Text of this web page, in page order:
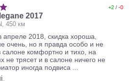
2017
450 км
+2 / -0
апреле 2018, скидка хороша,
очень, но я правда особо и не
салоне комфортно и тихо, на
не трясет и в салоне ничего не
иногда подвиса ...